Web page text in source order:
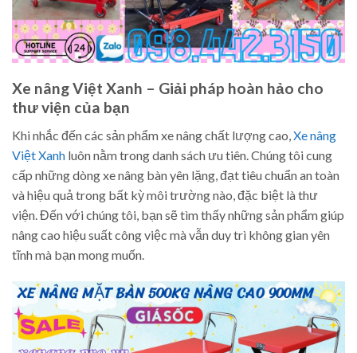
Xe nâng Việt Xanh – Giải pháp hoàn hảo cho
thư viện của bạn
Khi nhắc đến các sản phẩm xe nâng chất lượng cao,Xe nâng
Việt Xanh luôn nằm trong danh sách ưu tiên. Chúng tôi cung
cấp những dòng xe nâng bàn yên lặng, đạt tiêu chuẩn an toàn
và hiệu quả trong bất kỳ môi trường nào, đặc biệt là thư
viện. Đến với chúng tôi, bạn sẽ tìm thấy những sản phẩm giúp
nâng cao hiệu suất công việc mà vẫn duy trì không gian yên
tĩnh mà bạn mong muốn.